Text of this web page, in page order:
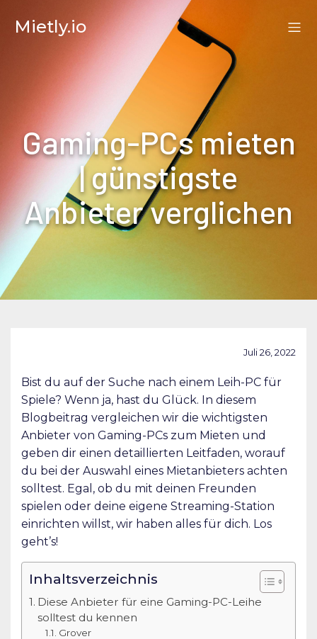
Mietly.io
Gaming-PCs mieten
| günstigste
Anbieter verglichen
Juli 26, 2022
Bist du auf der Suche nach einem Leih-PC für
Spiele? Wenn ja, hast du Glück. In diesem
Blogbeitrag vergleichen wir die wichtigsten
Anbieter von Gaming-PCs zum Mieten und
geben dir einen detaillierten Leitfaden, worauf
du bei der Auswahl eines Mietanbieters achten
solltest. Egal, ob du mit deinen Freunden
spielen oder deine eigene Streaming-Station
einrichten willst, wir haben alles für dich. Los
geht’s!
Inhaltsverzeichnis
Diese Anbieter für eine Gaming-PC-Leihe
solltest du kennen
Grover